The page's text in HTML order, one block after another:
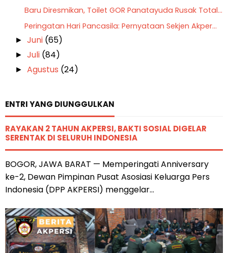
Baru Diresmikan, Toilet GOR Panatayuda Rusak Total...
Peringatan Hari Pancasila: Pernyataan Sekjen Akper...
►Juni (65)
►Juli (84)
► Agustus (24)
ENTRI YANG DIUNGGULKAN
RAYAKAN 2 TAHUN AKPERSI, BAKTI SOSIAL DIGELAR
SERENTAK DI SELURUH INDONESIA
BOGOR, JAWA BARAT — Memperingati Anniversary
ke-2, Dewan Pimpinan Pusat Asosiasi Keluarga Pers
Indonesia (DPP AKPERSI) menggelar...